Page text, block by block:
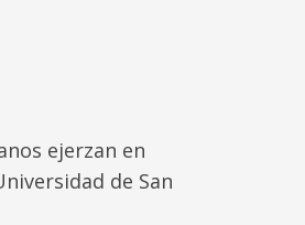
ejerzan en
de San